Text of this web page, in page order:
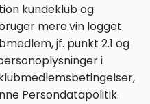
kundeklub og
mere.vin logget
jf. punkt 2.1 og
i
Persondatapolitik.